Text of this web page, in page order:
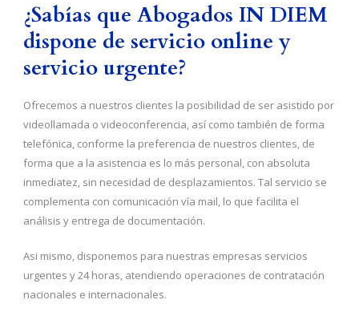
¿Sabías que Abogados IN DIEM
dispone de servicio online y
servicio urgente?
Ofrecemos a nuestros clientes la posibilidad de ser asistido por
videollamada o videoconferencia, así como también de forma
telefónica, conforme la preferencia de nuestros clientes, de
forma que a la asistencia es lo más personal, con absoluta
inmediatez, sin necesidad de desplazamientos. Tal servicio se
complementa con comunicación vía mail, lo que facilita el
análisis y entrega de documentación.
Asi mismo, disponemos para nuestras empresas servicios
urgentes y 24 horas, atendiendo operaciones de contratación
nacionales e internacionales.